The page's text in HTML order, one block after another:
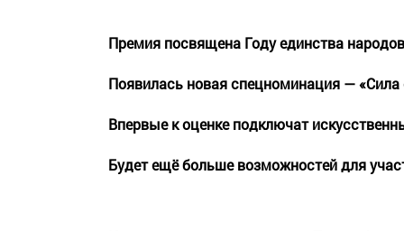
Премия посвящена Году единства
Появилась новая спецноминация — «Сила
Впервые к оценке подключат
Будет ещё больше возможностей для